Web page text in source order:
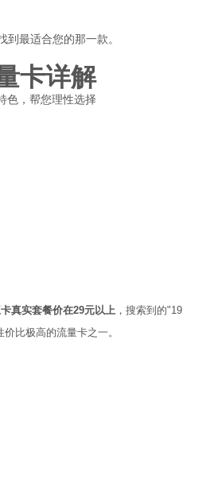
最适合您的那一款。
卡详解
色，帮您理性选择
真实套餐价在29元以上 ，搜索到的"19
比极高的流量卡之一。